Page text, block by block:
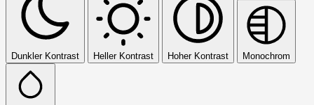
Dunkler Kontrast Heller Kontrast Hoher Kontrast Monochrom